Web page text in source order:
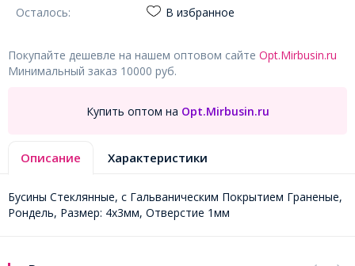
Осталось:
В избранное
Покупайте дешевле на нашем оптовом сайте Opt.Mirbusin.ru
Минимальный заказ 10000 руб.
Купить оптом на Opt.Mirbusin.ru
Описание Характеристики
Бусины Стеклянные, с Гальваническим Покрытием Граненые,
Рондель, Размер: 4х3мм, Отверстие 1мм